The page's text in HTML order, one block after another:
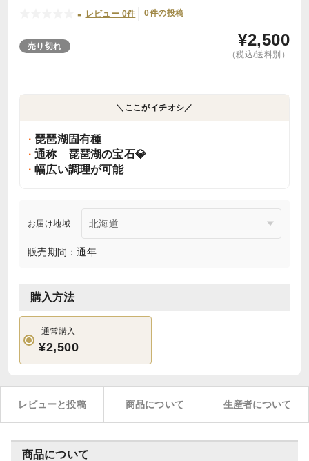
- レビュー 0件 0件の投稿
売り切れ ¥2,500
（税込/送料別）
＼ここがイチオシ／
琵琶湖固有種
通称 琵琶湖の宝石💎
幅広い調理が可能
お届け地域
販売期間：通年
購入方法
通常購入
¥2,500
レビューと投稿 商品について 生産者について
商品について